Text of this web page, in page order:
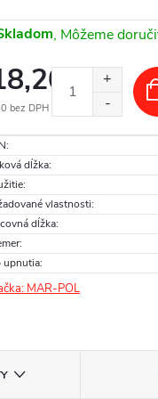
bez DPH
:
dĺžka:
:
vlastnosti:
dĺžka:
:
upnutia:
MAR-POL